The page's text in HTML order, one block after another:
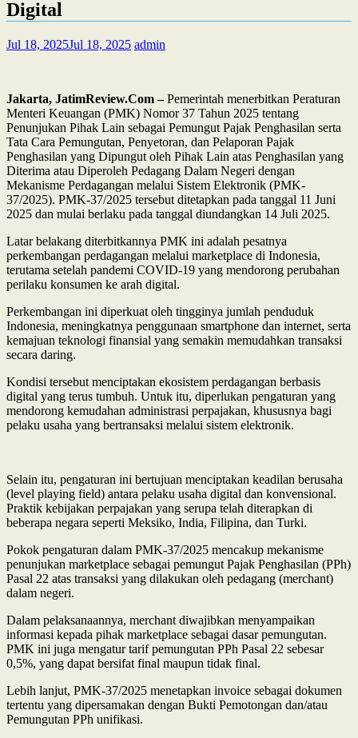
Digital
Jul 18, 2025Jul 18, 2025 admin
Jakarta, JatimReview.Com –Pemerintah menerbitkan Peraturan
Menteri Keuangan (PMK) Nomor 37 Tahun 2025 tentang
Penunjukan Pihak Lain sebagai Pemungut Pajak Penghasilan serta
Tata Cara Pemungutan, Penyetoran, dan Pelaporan Pajak
Penghasilan yang Dipungut oleh Pihak Lain atas Penghasilan yang
Diterima atau Diperoleh Pedagang Dalam Negeri dengan
Mekanisme Perdagangan melalui Sistem Elektronik (PMK-
37/2025). PMK-37/2025 tersebut ditetapkan pada tanggal 11 Juni
2025 dan mulai berlaku pada tanggal diundangkan 14 Juli 2025.
Latar belakang diterbitkannya PMK ini adalah pesatnya
perkembangan perdagangan melalui marketplace di Indonesia,
terutama setelah pandemi COVID-19 yang mendorong perubahan
perilaku konsumen ke arah digital.
Perkembangan ini diperkuat oleh tingginya jumlah penduduk
Indonesia, meningkatnya penggunaan smartphone dan internet, serta
kemajuan teknologi finansial yang semakin memudahkan transaksi
secara daring.
Kondisi tersebut menciptakan ekosistem perdagangan berbasis
digital yang terus tumbuh. Untuk itu, diperlukan pengaturan yang
mendorong kemudahan administrasi perpajakan, khususnya bagi
pelaku usaha yang bertransaksi melalui sistem elektronik.
Selain itu, pengaturan ini bertujuan menciptakan keadilan berusaha
(level playing field) antara pelaku usaha digital dan konvensional.
Praktik kebijakan perpajakan yang serupa telah diterapkan di
beberapa negara seperti Meksiko, India, Filipina, dan Turki.
Pokok pengaturan dalam PMK-37/2025 mencakup mekanisme
penunjukan marketplace sebagai pemungut Pajak Penghasilan (PPh)
Pasal 22 atas transaksi yang dilakukan oleh pedagang (merchant)
dalam negeri.
Dalam pelaksanaannya, merchant diwajibkan menyampaikan
informasi kepada pihak marketplace sebagai dasar pemungutan.
PMK ini juga mengatur tarif pemungutan PPh Pasal 22 sebesar
0,5%, yang dapat bersifat final maupun tidak final.
Lebih lanjut, PMK-37/2025 menetapkan invoice sebagai dokumen
tertentu yang dipersamakan dengan Bukti Pemotongan dan/atau
Pemungutan PPh unifikasi.